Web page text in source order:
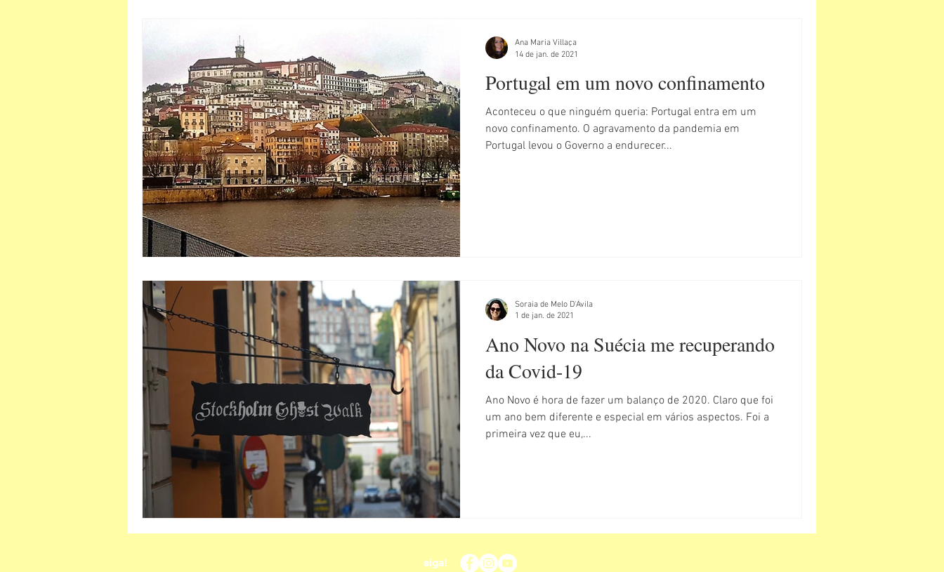
Portugal em um novo confinamento
Aconteceu o que ninguém queria: Portugal entra em um
novo confinamento. O agravamento da pandemia em
Portugal levou o Governo a endurecer...
Ana Maria Villaça
14 de jan. de 2021
Ano Novo na Suécia me recuperando
da Covid-19
Ano Novo é hora de fazer um balanço de 2020. Claro que foi
um ano bem diferente e especial em vários aspectos. Foi a
primeira vez que eu,...
Soraia de Melo D'Ávila
1 de jan. de 2021
siga!